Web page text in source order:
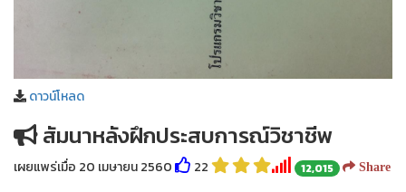
ดาวน์โหลด
สัมนาหลังฝึกประสบการณ์วิชาชีพ
เผยแพร่เมื่อ 20 เมษายน 2560 22 12,015 Share